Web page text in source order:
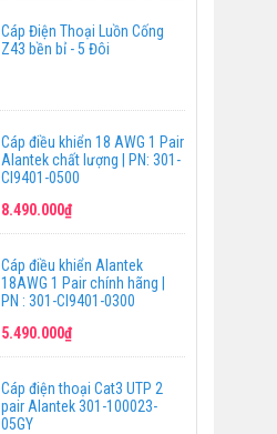
Cáp Điện Thoại Luồn Cống
Z43 bền bỉ - 5 Đôi
Cáp điều khiển 18 AWG 1 Pair
Alantek chất lượng | PN: 301-
CI9401-0500
8.490.000₫
Cáp điều khiển Alantek
18AWG 1 Pair chính hãng |
PN : 301-CI9401-0300
5.490.000₫
Cáp điện thoại Cat3 UTP 2
pair Alantek 301-100023-
05GY